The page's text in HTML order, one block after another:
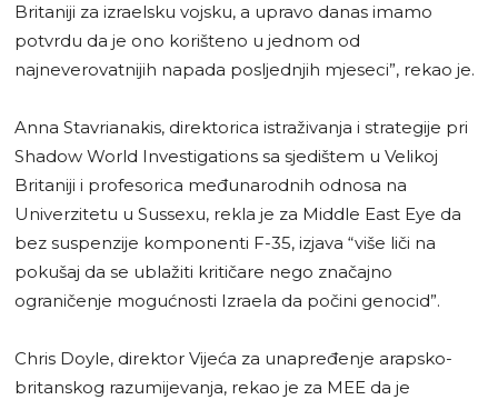
Britaniji za izraelsku vojsku, a upravo danas imamo
potvrdu da je ono korišteno u jednom od
najneverovatnijih napada posljednjih mjeseci”, rekao je.
Anna Stavrianakis, direktorica istraživanja i strategije pri
Shadow World Investigations sa sjedištem u Velikoj
Britaniji i profesorica međunarodnih odnosa na
Univerzitetu u Sussexu, rekla je za Middle East Eye da
bez suspenzije komponenti F-35, izjava “više liči na
pokušaj da se ublažiti kritičare nego značajno
ograničenje mogućnosti Izraela da počini genocid”.
Chris Doyle, direktor Vijeća za unapređenje arapsko-
britanskog razumijevanja, rekao je za MEE da je